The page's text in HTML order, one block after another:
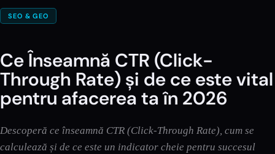
SEO & GEO
Ce Înseamnă CTR (Click-
Through Rate) și de ce este vital
pentru afacerea ta în 2026
Descoperă ce înseamnă CTR (Click-Through Rate), cum se
calculează și de ce este un indicator cheie pentru succesul